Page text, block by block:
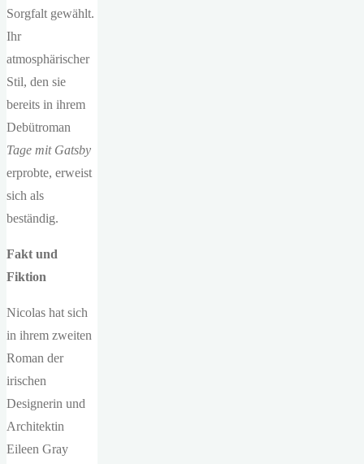
Sorgfalt gewählt.
Ihr
atmosphärischer
Stil, den sie
bereits in ihrem
Debütroman
Tage mit Gatsby
erprobte, erweist
sich als
beständig.
Fakt und
Fiktion
Nicolas hat sich
in ihrem zweiten
Roman der
irischen
Designerin und
Architektin
Eileen Gray